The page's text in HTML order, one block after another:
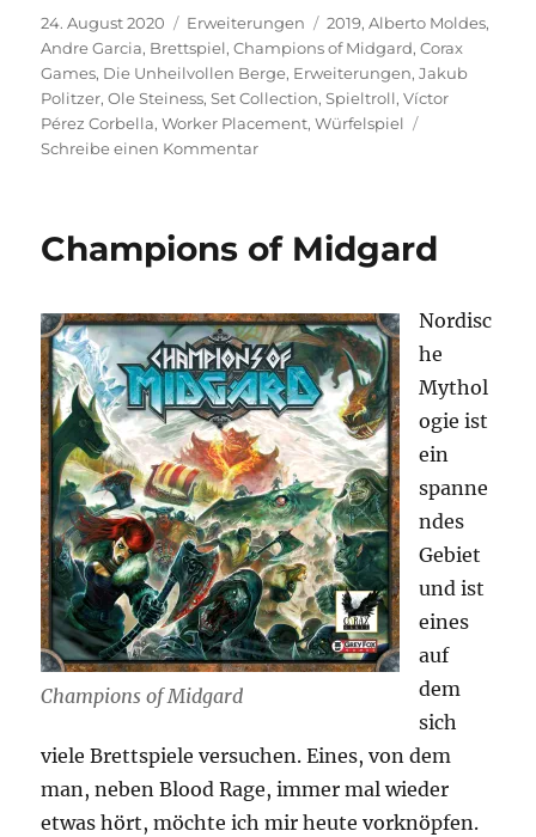
Veröffentlicht
am
24. August 2020 Kategorien
Erweiterungen Schlagwörter
2019,Alberto Moldes,
Andre Garcia, Brettspiel,Champions of Midgard,Corax
Games, Die Unheilvollen Berge, Erweiterungen,Jakub
Politzer,Ole Steiness,Set Collection,Spieltroll,Víctor
Pérez Corbella,Worker Placement,Würfelspiel
Schreibe einen Kommentarzu
–
Berge
Erweiterung
Champions of Midgard
Champions of Midgard
Nordisc
he
Mythol
ogie ist
ein
spanne
ndes
Gebiet
und ist
eines
auf
dem
sich
viele Brettspiele versuchen. Eines, von dem
man, neben Blood Rage, immer mal wieder
etwas hört, möchte ich mir heute vorknöpfen.